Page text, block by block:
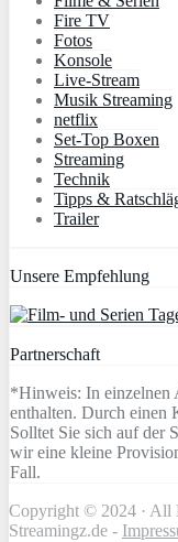
Fire TV
Fotos
Konsole
Live-Stream
Musik Streaming
netflix
Set-Top Boxen
Streaming
Technik
Tipps &
Trailer
Unsere Empfehlung
Partnerschaft
*Hinweis: In
enthalten. Durch einen
Solltet Sie sich auf der
wir eine kleine
Fall.
Copyright © 2024 · All
Streamingz.de -